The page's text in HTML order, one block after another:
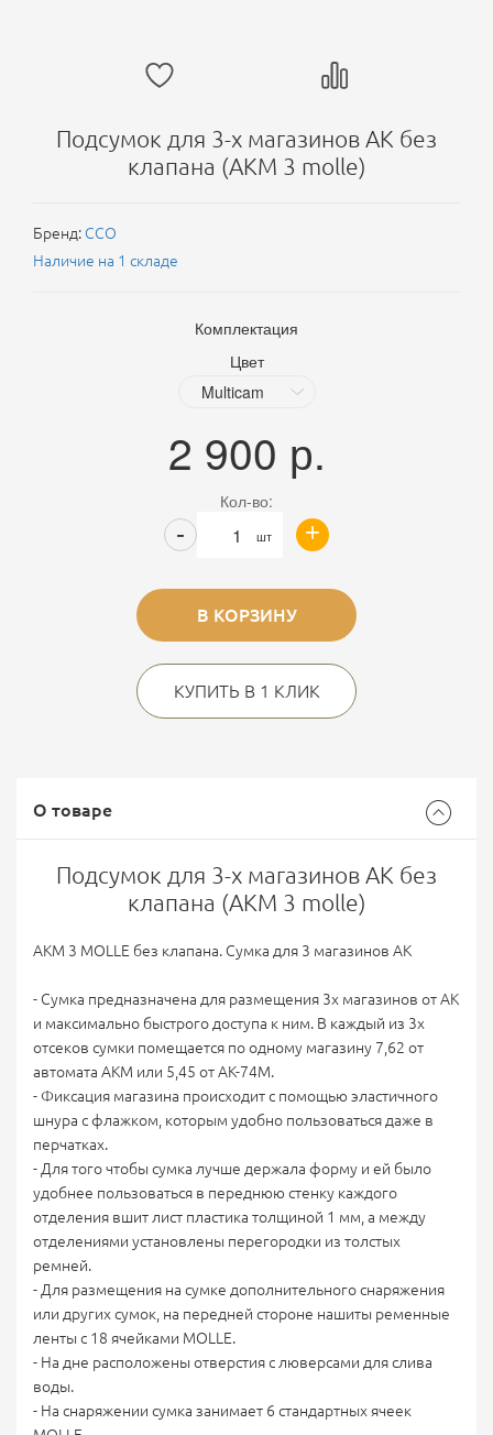
Подсумок для 3-х магазинов АК без
клапана (АКМ 3 molle)
Бренд: ССО
Наличие на 1 складе
Комплектация
Цвет
2 900 р.
Кол-во:
шт +
-
В КОРЗИНУ
КУПИТЬ В 1 КЛИК
О товаре
Подсумок для 3-х магазинов АК без
клапана (АКМ 3 molle)
АКМ 3 MOLLE без клапана. Сумка для 3 магазинов АК
- Сумка предназначена для размещения 3х магазинов от АК
и максимально быстрого доступа к ним. В каждый из 3х
отсеков сумки помещается по одному магазину 7,62 от
автомата АКМ или 5,45 от АК-74М.
- Фиксация магазина происходит с помощью эластичного
шнура с флажком, которым удобно пользоваться даже в
перчатках.
- Для того чтобы сумка лучше держала форму и ей было
удобнее пользоваться в переднюю стенку каждого
отделения вшит лист пластика толщиной 1 мм, а между
отделениями установлены перегородки из толстых
ремней.
- Для размещения на сумке дополнительного снаряжения
или других сумок, на передней стороне нашиты ременные
ленты с 18 ячейками MOLLE.
- На дне расположены отверстия с люверсами для слива
воды.
- На снаряжении сумка занимает 6 стандартных ячеек